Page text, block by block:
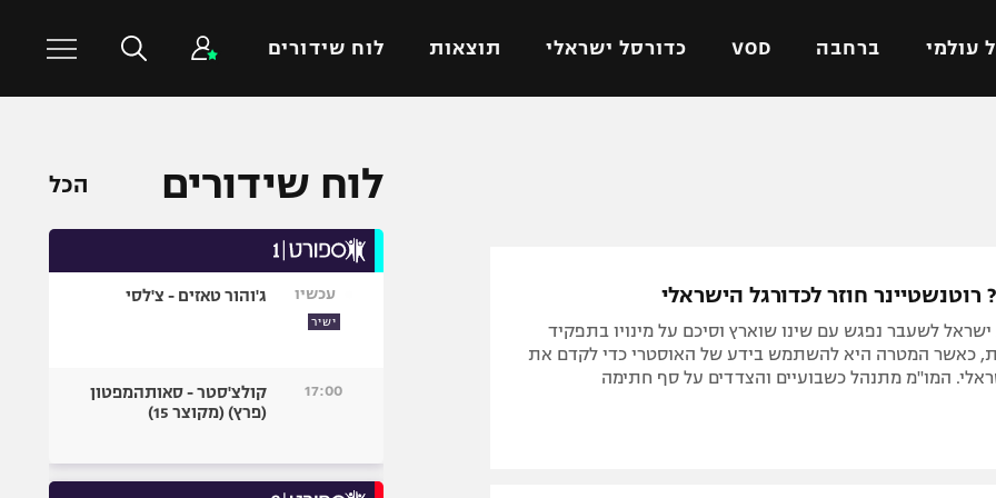
עולמי ברחבה VOD כדורסל ישראלי תוצאות לוח שידורים
ישראל
ליגה ספרדית
ליגה איטלקית
הפועל חולון
הפועל ירושלים
כדורסל עולמי
כדורעף
ספורט אולימפי
היאבקות WWE
רוטנשטיינר חוזר לכדורגל הישראלי
לשעבר נפגש עם שינו שוארץ וסיכם על מינויו בתפקיד
כאשר המטרה היא להשתמש בידע של האוסטרי כדי לקדם את
המו"מ מתנהל כשבועיים והצדדים על סף חתימה
לוח שידורים הכל
עכשיו
ישיר
ג'והור טאזים - צ'לסי
17:00
קולצ'סטר - סאותהמפטון
(פרץ) (מקוצר 15)